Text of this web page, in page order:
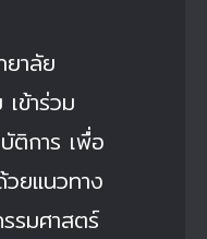
าลัย
ข้าร่วม
ติการ เพื่อ
ยแนวทาง
รมศาสตร์